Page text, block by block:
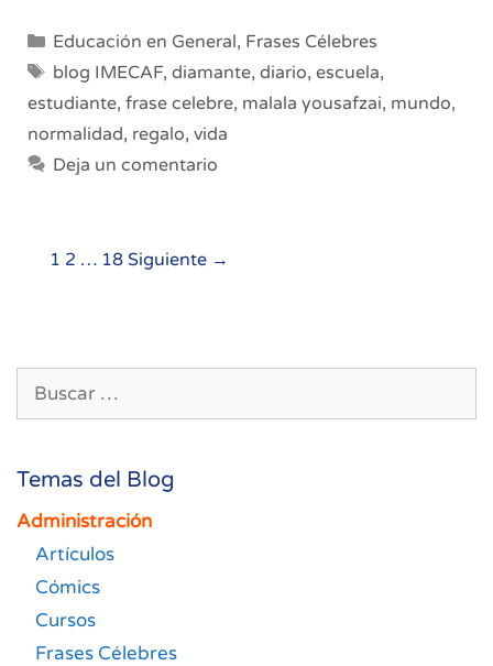
Categorías
Educación en General, Frases Célebres
Etiquetas
blog IMECAF, diamante, diario, escuela,
estudiante, frase celebre, malala yousafzai, mundo,
normalidad, regalo, vida
Deja un comentario
Navegación
1 2 … 18 Siguiente →
Temas del Blog
Administración
Artículos
Cómics
Cursos
Frases Célebres